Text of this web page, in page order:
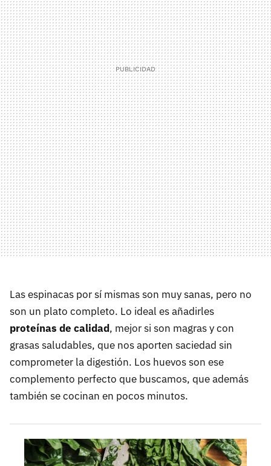
Las espinacas por sí mismas son muy sanas, pero no
son un plato completo. Lo ideal es añadirles
proteínas de calidad, mejor si son magras y con
grasas saludables, que nos aporten saciedad sin
comprometer la digestión. Los huevos son ese
complemento perfecto que buscamos, que además
también se cocinan en pocos minutos.